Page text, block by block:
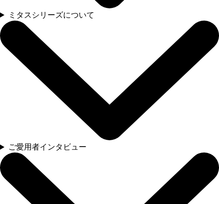
ミタスシリーズについて
ご愛用者インタビュー